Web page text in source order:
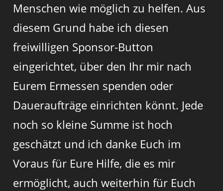
Menschen wie möglich zu helfen. Aus
diesem Grund habe ich diesen
freiwilligen Sponsor-Button
eingerichtet, über den Ihr mir nach
Eurem Ermessen spenden oder
Daueraufträge einrichten könnt. Jede
noch so kleine Summe ist hoch
geschätzt und ich danke Euch im
Voraus für Eure Hilfe, die es mir
ermöglicht, auch weiterhin für Euch